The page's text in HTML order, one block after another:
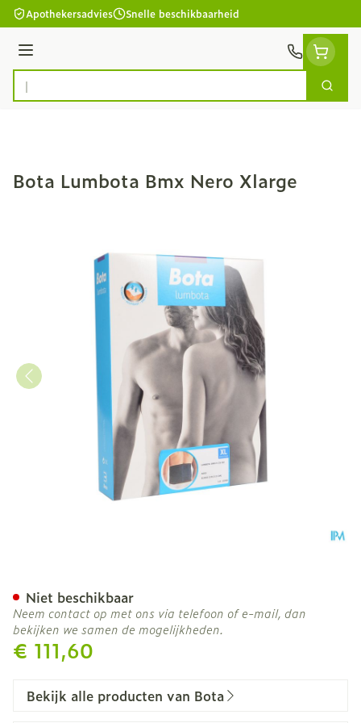
Ga naar de inhoud
Apothekersadvies Snelle beschikbaarheid
Menu
Product, merk, categorie...
Zoek
Bota Lumbota Bmx Nero Xlarge
€ 111,60
Niet beschikbaar
Neem contact op met ons via telefoon of e-mail, dan
bekijken we samen de mogelijkheden.
Bekijk alle producten van Bota